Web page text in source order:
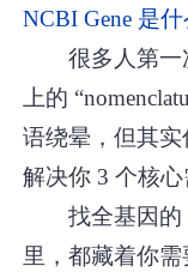
NCBI Gene 是什
很多人第一
上的
语绕晕，但其
解决你 3 个核心
找全基因的
里，都藏着你